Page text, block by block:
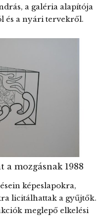
a galéria alapítója
és a nyári tervekről.
a mozgásnak 1988
képeslapokra,
licitálhattak a gyűjtők.
meglepő elkelési